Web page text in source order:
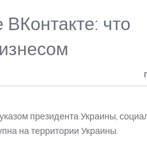
что
президента Украины,
на территории Украины.